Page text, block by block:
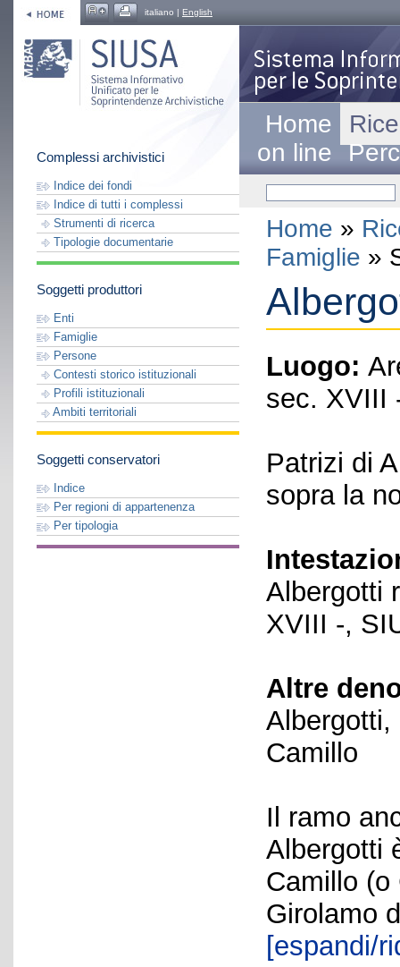
italiano | English
Complessi archivistici
Indice dei fondi
Indice di tutti i complessi
Strumenti di ricerca
Tipologie documentarie
Soggetti produttori
Enti
Famiglie
Persone
Contesti storico istituzionali
Profili istituzionali
Ambiti territoriali
Soggetti conservatori
Indice
Per regioni di appartenenza
Per tipologia
Home
on line
Home »
Famiglie »
Luogo:
sec. XVIII
Patrizi di
sopra la
Albergotti
XVIII -,
Altre
Albergotti,
Camillo
Il ramo
Albergotti
Camillo (o
Girolamo
[espandi/